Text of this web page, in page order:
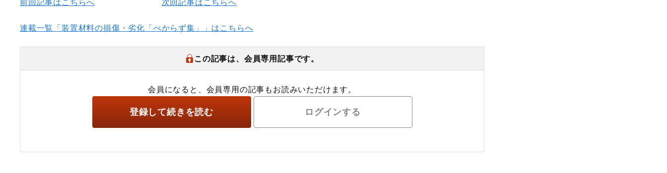
連載一覧「装置材料の損傷・劣化「べからず集」」はこちらへ
この記事は、会員専用記事です。
会員になると、会員専用の記事もお読みいただけます。
登録して続きを読む ログインする